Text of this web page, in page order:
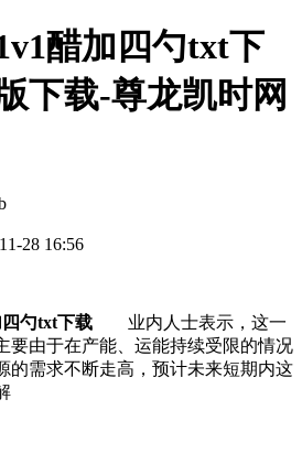
醋加四勺txt下
下载-尊龙凯时网
28 16:56
勺txt下载 业内人士表示，这一
由于在产能、运能持续受限的情况
的需求不断走高，预计未来短期内这